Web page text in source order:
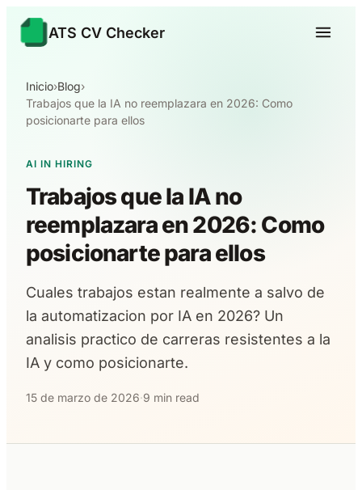
ATS CV Checker
Inicio›Blog›
Trabajos que la IA no reemplazara en 2026: Como
posicionarte para ellos
AI IN HIRING
Trabajos que la IA no
reemplazara en 2026: Como
posicionarte para ellos
Cuales trabajos estan realmente a salvo de
la automatizacion por IA en 2026? Un
analisis practico de carreras resistentes a la
IA y como posicionarte.
15 de marzo de 2026·9 min read